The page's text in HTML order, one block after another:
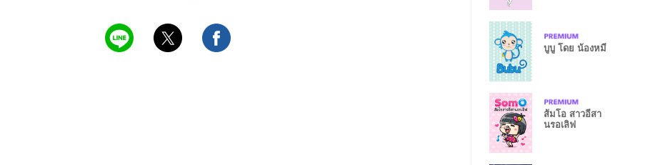
บูบู โดย น้องหมี
ส้มโอ สาวอีสา
นรอเลิฟ